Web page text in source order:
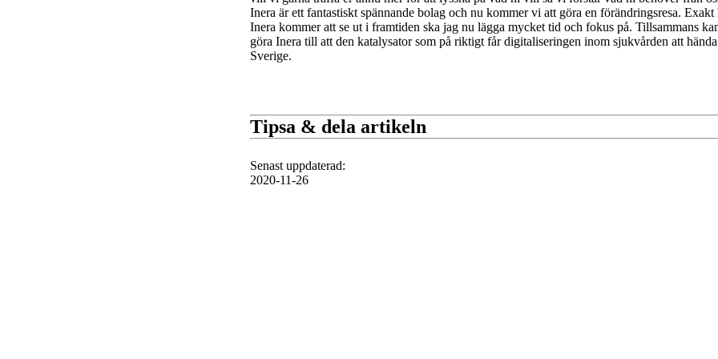
Inera är ett fantastiskt spännande bolag och nu kommer vi att göra en förändringsresa. Exakt
Inera kommer att se ut i framtiden ska jag nu lägga mycket tid och fokus på. Tillsammans
göra Inera till att den katalysator som på riktigt får digitaliseringen inom sjukvården att
Sverige.
Tipsa & dela artikeln
Senast uppdaterad:
2020-11-26